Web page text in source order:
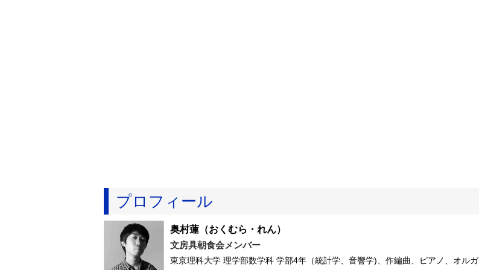
プロフィール
奥村蓮 （おくむら・れん）
文房具朝食会メンバー
東京理科大学 理学部数学科 学部4年（統計学、音響学)、作編曲、ピアノ、オルガ